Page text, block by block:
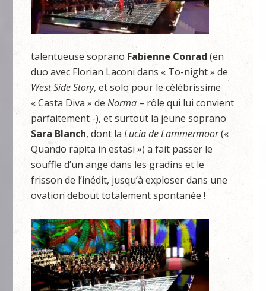
talentueuse soprano Fabienne Conrad (en
duo avec Florian Laconi dans « To-night » de
West Side Story, et solo pour le célébrissime
« Casta Diva » deNorma – rôle qui lui convient
parfaitement -), et surtout la jeune soprano
Sara Blanch, dont laLucia de Lammermoor(«
Quando rapita in estasi ») a fait passer le
souffle d’un ange dans les gradins et le
frisson de l’inédit, jusqu’à exploser dans une
ovation debout totalement spontanée !